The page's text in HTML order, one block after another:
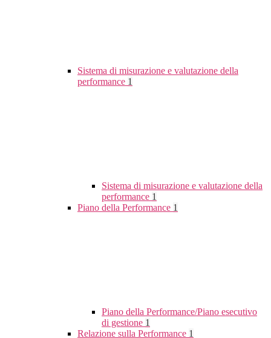
Sistema di misurazione e valutazione della
performance 1
Sistema di misurazione e valutazione della
performance 1
Piano della Performance 1
Piano della Performance/Piano esecutivo
di gestione 1
Relazione sulla Performance 1